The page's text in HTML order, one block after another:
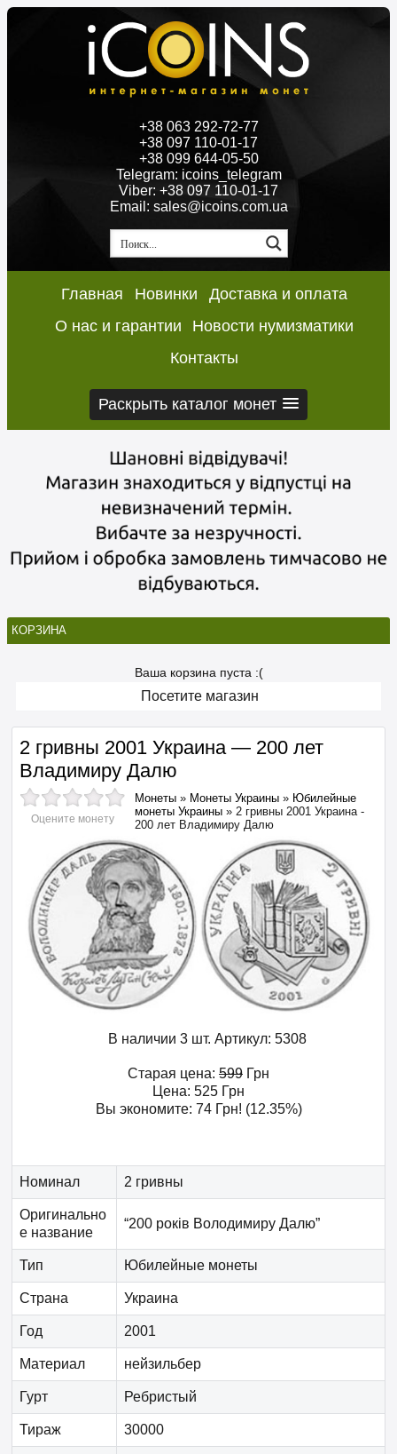
+38 063 292-72-77
+38 097 110-01-17
+38 099 644-05-50
Telegram: icoins_telegram
Viber: +38 097 110-01-17
Email: sales@icoins.com.ua
Главная Новинки
Доставка и оплата
О нас и гарантии
Новости нумизматики
Контакты
Раскрыть каталог монет
КОРЗИНА
Ваша корзина пуста :(
Посетите магазин
2 гривны 2001 Украина — 200 лет
Владимиру Далю
Оцените монету
Монеты » Монеты Украины » Юбилейные
монеты Украины » 2 гривны 2001 Украина -
200 лет Владимиру Далю
В наличии 3 шт. Артикул: 5308
Старая цена: 599 Грн
Цена: 525 Грн
Вы экономите: 74Грн! (12.35%)
Номинал 2 гривны
Оригинально
е название
“200 років Володимиру Далю”
Тип Юбилейные монеты
Страна Украина
Год 2001
Материал нейзильбер
Гурт Ребристый
Тираж 30000